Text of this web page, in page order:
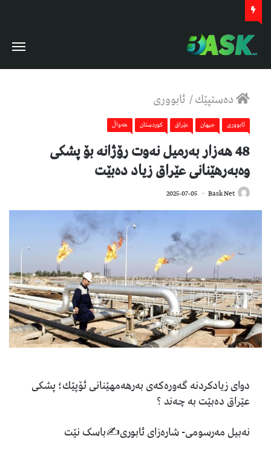
دەستپێك/ ئابووری
ئابووری جیهان عێراق كوردستان هەواڵ
48 هەزار بەرمیل نەوت رۆژانە بۆ پشكی
وەبەرهێنانی عێراق زیاد دەبێت
Bask Net
2025-07-05
دوای زیادكردنە گەورەكەی بەرهەمهێنانی ئۆپێك؛ پشكی
عێراق دەبێت بە چەند ؟
نەبیل مەرسومی- شارەزای ئابوری✍️باسک نێت